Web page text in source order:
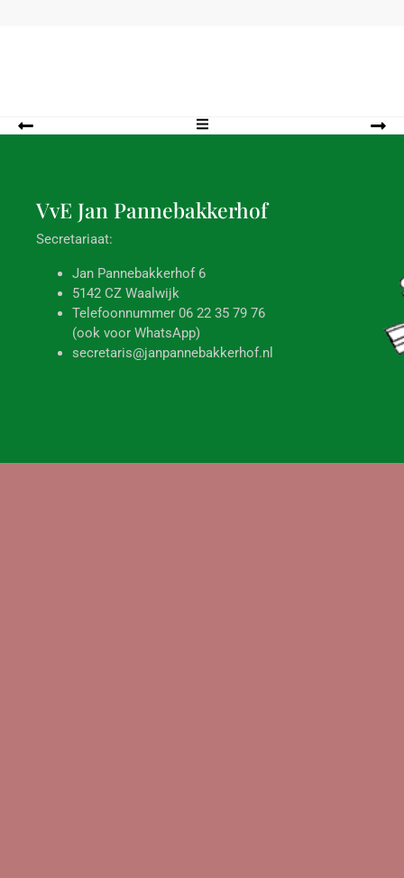
VvE Jan Pannebakkerhof
Secretariaat:
Jan Pannebakkerhof 6
5142 CZ Waalwijk
Telefoonnummer 06 22 35 79 76
(ook voor WhatsApp)
secretaris@janpannebakkerhof.nl